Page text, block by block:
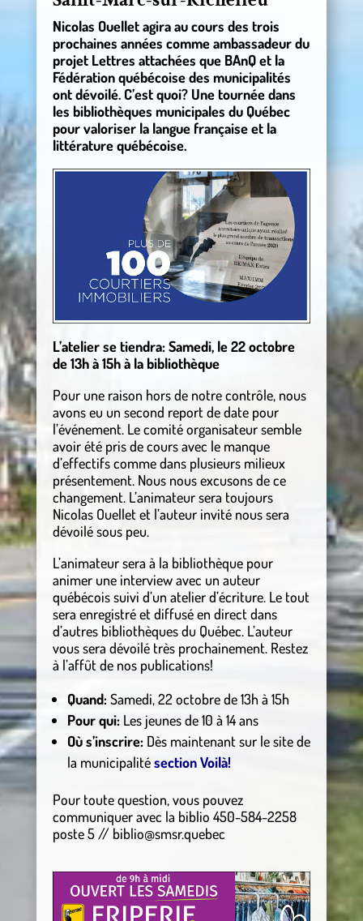
Nicolas Ouellet agira au cours des trois
prochaines années comme ambassadeur du
projet Lettres attachées que BAnQ et la
Fédération québécoise des municipalités
ont dévoilé. C’est quoi? Une tournée dans
les bibliothèques municipales du Québec
pour valoriser la langue française et la
littérature québécoise.
L’atelier se tiendra: Samedi, le 22 octobre
de 13h à 15h à la bibliothèque
Pour une raison hors de notre contrôle, nous
avons eu un second report de date pour
l’événement. Le comité organisateur semble
avoir été pris de cours avec le manque
d’effectifs comme dans plusieurs milieux
présentement. Nous nous excusons de ce
changement. L’animateur sera toujours
Nicolas Ouellet et l’auteur invité nous sera
dévoilé sous peu.
L’animateur sera à la bibliothèque pour
animer une interview avec un auteur
québécois suivi d’un atelier d’écriture. Le tout
sera enregistré et diffusé en direct dans
d’autres bibliothèques du Québec. L’auteur
vous sera dévoilé très prochainement. Restez
à l’affût de nos publications!
Quand:Samedi, 22 octobre de 13h à 15h
Pour qui:Les jeunes de 10 à 14 ans
Où s’inscrire:Dès maintenant sur le site de
la municipalitésection Voilà!
Pour toute question, vous pouvez
communiquer avec la biblio 450-584-2258
poste 5 // biblio@smsr.quebec